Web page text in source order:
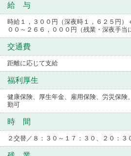
給 与
時給１，３００円（深夜時１，６２５円）
００～２６６，０００円（残業・深夜手当
交通費
距離に応じて支給
福利厚生
健康保険、厚生年金、雇用保険、労災保険
勤可
時 間
２交替／８：３０～１７：３０、２０：３